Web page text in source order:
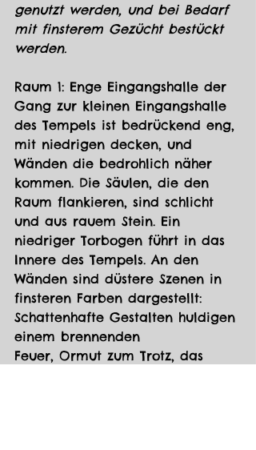
genutzt werden, und bei Bedarf
mit finsterem Gezücht bestückt
werden.
Raum 1: Enge Eingangshalle der
Gang zur kleinen Eingangshalle
des Tempels ist bedrückend eng,
mit niedrigen decken, und
Wänden die bedrohlich näher
kommen. Die Säulen, die den
Raum flankieren, sind schlicht
und aus rauem Stein. Ein
niedriger Torbogen führt in das
Innere des Tempels. An den
Wänden sind düstere Szenen in
finsteren Farben dargestellt:
Schattenhafte Gestalten huldigen
einem brennenden
Feuer, Ormut zum Trotz, das